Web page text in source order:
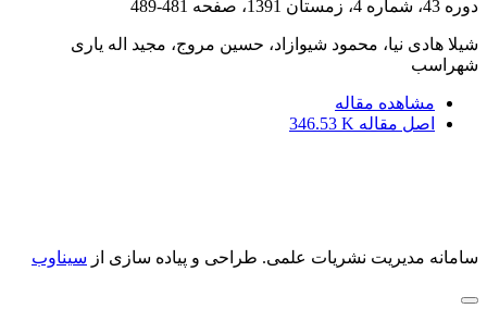
دوره 43، شماره 4، زمستان 1391، صفحه 481-489
شیلا هادی نیا، محمود شیوازاد، حسین مروج، مجید اله یاری
شهراسب
مشاهده مقاله
اصل مقاله 346.53 K
سامانه مدیریت نشریات علمی. طراحی و پیاده سازی از سیناوب